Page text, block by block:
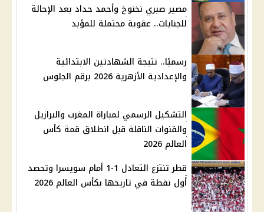
مصير صبري نخنوخ وأحمد حداد بعد الإحالة
للجنايات.. عقوبة محتملة للمؤبد
رسميًا.. نتيجة الشهادتين الابتدائية
والإعدادية الأزهرية 2026 برقم الجلوس
التشكيل الرسمي لمباراة المغرب والبرازيل
والقنوات الناقلة قبل انطلاق قمة كأس
العالم 2026
قطر تنتزع التعادل 1-1 أمام سويسرا وتحصد
أول نقطة في تاريخها بكأس العالم 2026